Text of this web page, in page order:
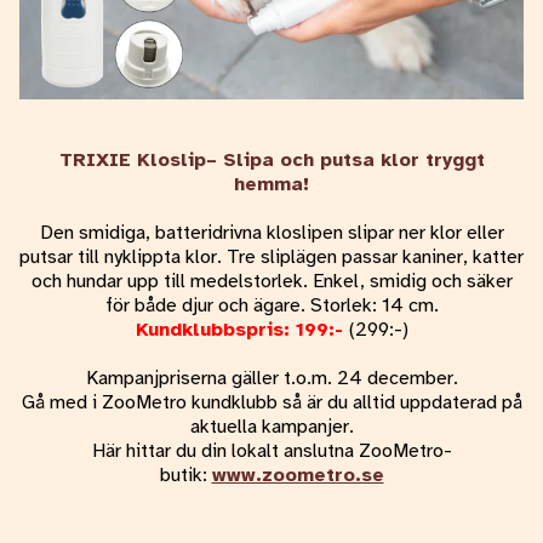
TRIXIE Kloslip– Slipa och putsa klor tryggt
hemma!
Den smidiga, batteridrivna kloslipen slipar ner klor eller
putsar till nyklippta klor. Tre sliplägen passar kaniner, katter
och hundar upp till medelstorlek. Enkel, smidig och säker
för både djur och ägare. Storlek: 14 cm.
Kundklubbspris: 199:- (299:-)
Kampanjpriserna gäller t.o.m. 24 december.
Gå med i ZooMetro kundklubb så är du alltid uppdaterad på
aktuella kampanjer.
Här hittar du din lokalt anslutna ZooMetro-
butik: www.zoometro.se